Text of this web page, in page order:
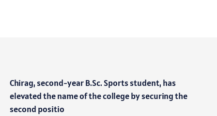
Chirag, second-year B.Sc. Sports student, has
elevated the name of the college by securing the
second positio